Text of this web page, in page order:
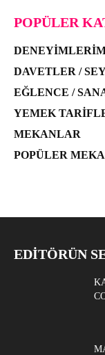
POPÜLER
DAVETLER /
EĞLENCE /
YEMEK
MEKANLAR
POPÜLER
EDITÖRÜN